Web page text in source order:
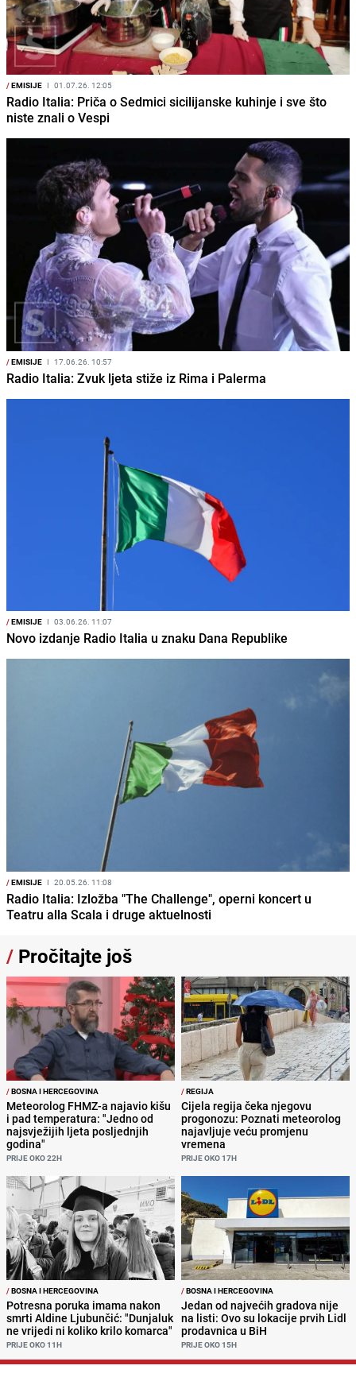
/EMISIJE I 01.07.26. 12:05
Radio Italia: Priča o Sedmici sicilijanske kuhinje i sve što
niste znali o Vespi
/EMISIJE I 17.06.26. 10:57
Radio Italia: Zvuk ljeta stiže iz Rima i Palerma
/EMISIJE I 03.06.26. 11:07
Novo izdanje Radio Italia u znaku Dana Republike
/EMISIJE I 20.05.26. 11:08
Radio Italia: Izložba "The Challenge", operni koncert u
Teatru alla Scala i druge aktuelnosti
/ Pročitajte još
/BOSNA I HERCEGOVINA
Meteorolog FHMZ-a najavio kišu
i pad temperatura: "Jedno od
najsvježijih ljeta posljednjih
godina"
PRIJE OKO 22H
/REGIJA
Cijela regija čeka njegovu
progonozu: Poznati meteorolog
najavljuje veću promjenu
vremena
PRIJE OKO 17H
/BOSNA I HERCEGOVINA
Potresna poruka imama nakon
smrti Aldine Ljubunčić: "Dunjaluk
ne vrijedi ni koliko krilo komarca"
PRIJE OKO 11H
/BOSNA I HERCEGOVINA
Jedan od najvećih gradova nije
na listi: Ovo su lokacije prvih Lidl
prodavnica u BiH
PRIJE OKO 15H